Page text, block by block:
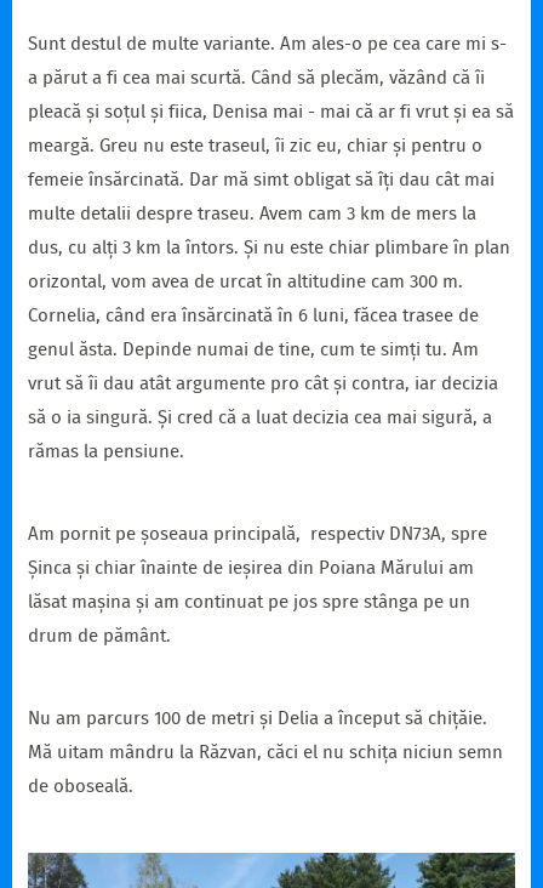
Sunt destul de multe variante. Am ales-o pe cea care mi s-
a părut a fi cea mai scurtă. Când să plecăm, văzând că îi
pleacă și soțul și fiica, Denisa mai - mai că ar fi vrut și ea să
meargă. Greu nu este traseul, îi zic eu, chiar și pentru o
femeie însărcinată. Dar mă simt obligat să îți dau cât mai
multe detalii despre traseu. Avem cam 3 km de mers la
dus, cu alți 3 km la întors. Și nu este chiar plimbare în plan
orizontal, vom avea de urcat în altitudine cam 300 m.
Cornelia, când era însărcinată în 6 luni, făcea trasee de
genul ăsta. Depinde numai de tine, cum te simți tu. Am
vrut să îi dau atât argumente pro cât și contra, iar decizia
să o ia singură. Și cred că a luat decizia cea mai sigură, a
rămas la pensiune.
Am pornit pe șoseaua principală, respectiv DN73A, spre
Șinca și chiar înainte de ieșirea din Poiana Mărului am
lăsat mașina și am continuat pe jos spre stânga pe un
drum de pământ.
Nu am parcurs 100 de metri și Delia a început să chițăie.
Mă uitam mândru la Răzvan, căci el nu schița niciun semn
de oboseală.